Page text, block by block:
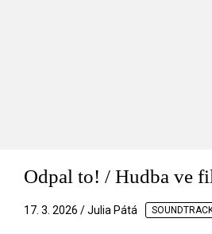
Odpal to! / Hudba ve
17. 3. 2026 / Julia Pátá